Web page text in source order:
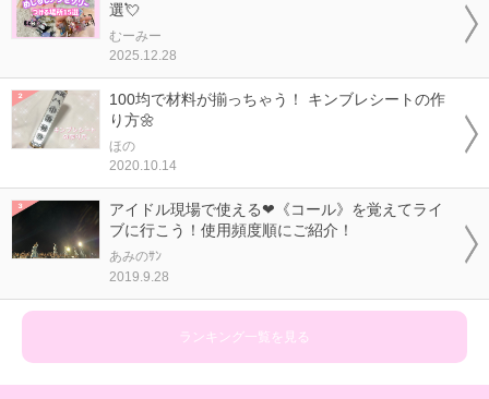
選💘
むーみー
2025.12.28
100均で材料が揃っちゃう！ キンブレシートの作
り方🌼
ほの
2020.10.14
アイドル現場で使える❤《コール》を覚えてライ
ブに行こう！使用頻度順にご紹介！
あみのｻﾝ
2019.9.28
ランキング一覧を見る